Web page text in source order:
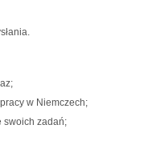
w Niemczech;
swoich zadań;